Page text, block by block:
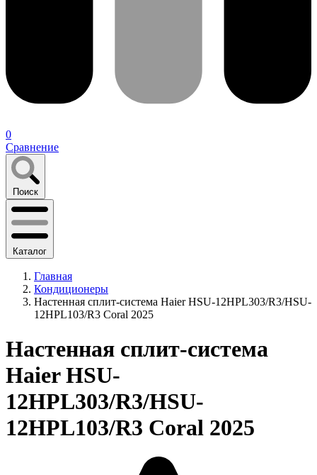
0
Сравнение
Поиск
Каталог
Главная
Кондиционеры
Настенная сплит-система Haier HSU-12HPL303/R3/HSU-
12HPL103/R3 Coral 2025
Настенная сплит-система
Haier HSU-
12HPL303/R3/HSU-
12HPL103/R3 Coral 2025